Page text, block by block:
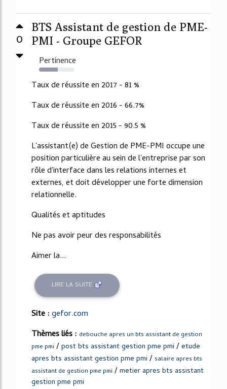
0
BTS Assistant de gestion de PME-
PMI - Groupe GEFOR
Pertinence
53%
Taux de réussite en 2017 - 81 %
Taux de réussite en 2016 - 66.7%
Taux de réussite en 2015 - 90.5 %
L'assistant(e) de Gestion de PME-PMI occupe une
position particulière au sein de l'entreprise par son
rôle d'interface dans les relations internes et
externes, et doit développer une forte dimension
relationnelle.
Qualités et aptitudes
Ne pas avoir peur des responsabilités
Aimer la...
LIRE LA SUITE
Site :gefor.com
Thèmes liés : debouche apres un bts assistant de gestion
pme pmi /post bts assistant gestion pme pmi /etude
apres bts assistant gestion pme pmi / salaire apres bts
assistant de gestion pme pmi /metier apres bts assistant
gestion pme pmi